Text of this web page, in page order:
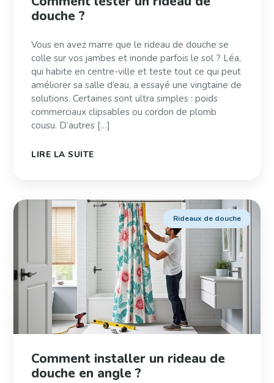
douche ?
Vous en avez marre que le rideau de douche se
colle sur vos jambes et inonde parfois le sol ? Léa,
qui habite en centre-ville et teste tout ce qui peut
améliorer sa salle d’eau, a essayé une vingtaine de
solutions. Certaines sont ultra simples : poids
commerciaux clipsables ou cordon de plomb
cousu. D’autres […]
LIRE LA SUITE
Rideaux de douche
Comment installer un rideau de
douche en angle ?